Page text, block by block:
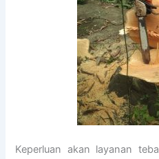
Keperluan akan layanan